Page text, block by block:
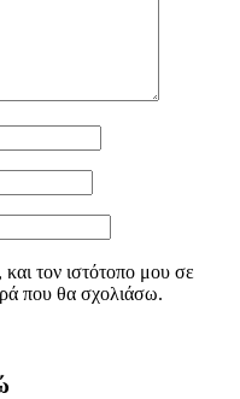
τον ιστότοπο μου σε
που θα σχολιάσω.